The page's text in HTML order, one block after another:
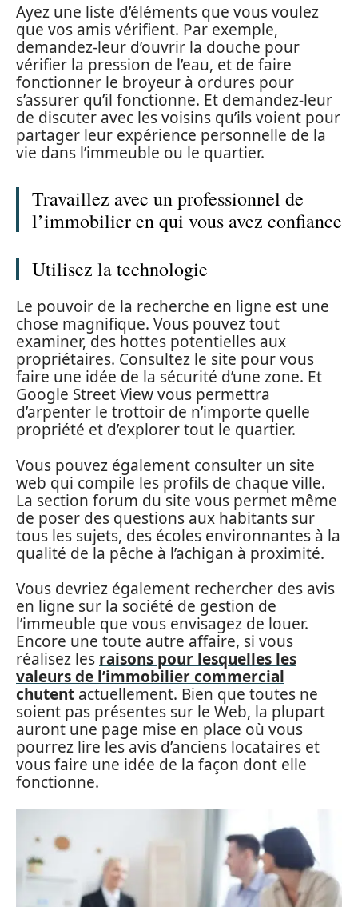
Ayez une liste d’éléments que vous voulez
que vos amis vérifient. Par exemple,
demandez-leur d’ouvrir la douche pour
vérifier la pression de l’eau, et de faire
fonctionner le broyeur à ordures pour
s’assurer qu’il fonctionne. Et demandez-leur
de discuter avec les voisins qu’ils voient pour
partager leur expérience personnelle de la
vie dans l’immeuble ou le quartier.
Travaillez avec un professionnel de
l’immobilier en qui vous avez confiance
Utilisez la technologie
Le pouvoir de la recherche en ligne est une
chose magnifique. Vous pouvez tout
examiner, des hottes potentielles aux
propriétaires. Consultez le site pour vous
faire une idée de la sécurité d’une zone. Et
Google Street View vous permettra
d’arpenter le trottoir de n’importe quelle
propriété et d’explorer tout le quartier.
Vous pouvez également consulter un site
web qui compile les profils de chaque ville.
La section forum du site vous permet même
de poser des questions aux habitants sur
tous les sujets, des écoles environnantes à la
qualité de la pêche à l’achigan à proximité.
Vous devriez également rechercher des avis
en ligne sur la société de gestion de
l’immeuble que vous envisagez de louer.
Encore une toute autre affaire, si vous
réalisez les raisons pour lesquelles les
valeurs de l’immobilier commercial
chutent actuellement. Bien que toutes ne
soient pas présentes sur le Web, la plupart
auront une page mise en place où vous
pourrez lire les avis d’anciens locataires et
vous faire une idée de la façon dont elle
fonctionne.